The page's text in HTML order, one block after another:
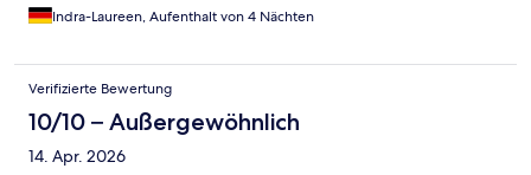
Indra-Laureen, Aufenthalt von 4 Nächten
Verifizierte Bewertung
10/10 – Außergewöhnlich
14. Apr. 2026